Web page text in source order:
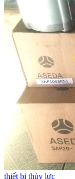
thiết bị thủy lực